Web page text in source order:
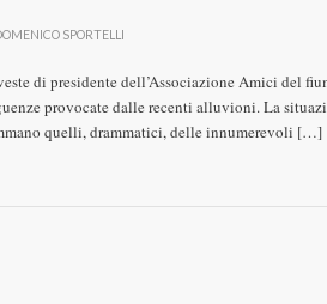
SPORTELLI
di presidente dell’Associazione Amici del
provocate dalle recenti alluvioni. La
quelli, drammatici, delle innumerevoli […]